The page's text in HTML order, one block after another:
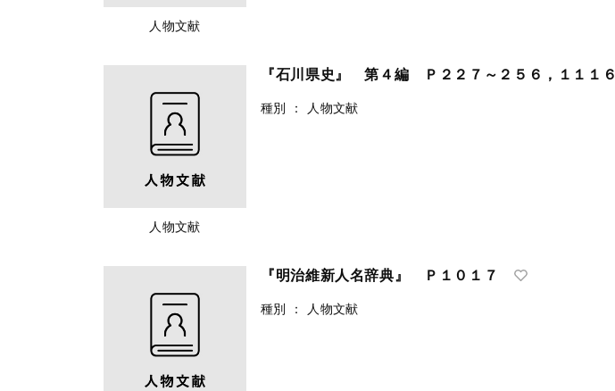
人物文献
人物文献
『石川県史』 第４編 Ｐ２２７～２５６，１１１６
種別 ： 人物文献
『明治維新人名辞典』 Ｐ１０１７
種別 ： 人物文献